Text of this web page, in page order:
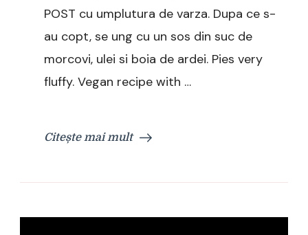
POST cu umplutura de varza. Dupa ce s-
au copt, se ung cu un sos din suc de
morcovi, ulei si boia de ardei. Pies very
fluffy. Vegan recipe with …
Citește mai mult